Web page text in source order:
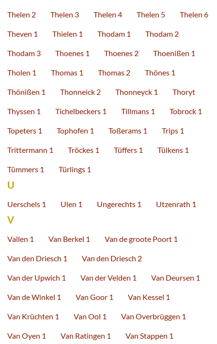
Thelen 2 Thelen 3 Thelen 4 Thelen 5 Thelen 6
Theven 1 Thielen 1 Thodam 1 Thodam 2
Thodam 3 Thoenes 1 Thoenes 2 Thoenißen 1
Tholen 1 Thomas 1 Thomas 2 Thönes 1
Thönißen 1 Thonneick 2 Thonneyck 1 Thoryt
Thyssen 1 Tichelbeckers 1 Tillmans 1 Tobrock 1
Topeters 1 Tophofen 1 Toßerams 1 Trips 1
Trittermann 1 Tröckes 1 Tüffers 1 Tülkens 1
Tümmers 1 Türlings 1
U
Uerschels 1 Ulen 1 Ungerechts 1 Utzenrath 1
V
Vallen 1 Van Berkel 1 Van de groote Poort 1
Van den Driesch 1 Van den Driesch 2
Van der Upwich 1 Van der Velden 1 Van Deursen 1
Van de Winkel 1 Van Goor 1 Van Kessel 1
Van Krüchten 1 Van Ool 1 Van Overbrüggen 1
Van Oyen 1 Van Ratingen 1 Van Stappen 1